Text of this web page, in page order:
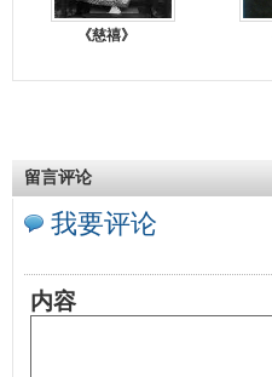
《慈禧》
留言评论
我要评论
内容